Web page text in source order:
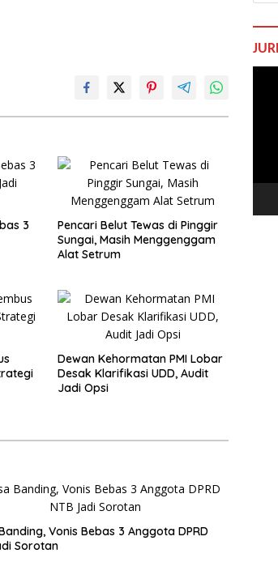
3
Pencari Belut Tewas di Pinggir
Sungai, Masih Menggenggam
Alat Setrum
Dewan Kehormatan PMI Lobar
Desak Klarifikasi UDD, Audit
Jadi Opsi
Vonis Bebas 3 Anggota DPRD
Sorotan